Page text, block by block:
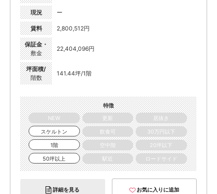
現況 ー
賃料 2,800,512円
保証金・
敷金
22,404,096円
坪面積/
階数
141.44坪/1階
特徴
NEW
更新
居抜き
スケルトン
飲食可
30万円以下
1階
空中階
20坪以下
50坪以上
駅近 ロードサイド
詳細を見る お気に入りに追加